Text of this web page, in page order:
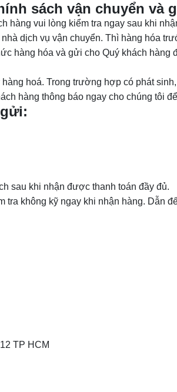
sách vận chuyển và
hàng vui lòng kiểm tra ngay sau khi
dịch vụ vận chuyển. Thì hàng hóa
hàng hóa và gửi cho Quý khách hàng
hoá. Trong trường hợp có phát
hàng thông báo ngay cho chúng tôi
sau khi nhận được thanh toán đầy đủ.
không kỹ ngay khi nhận hàng. Dẫn
TP HCM